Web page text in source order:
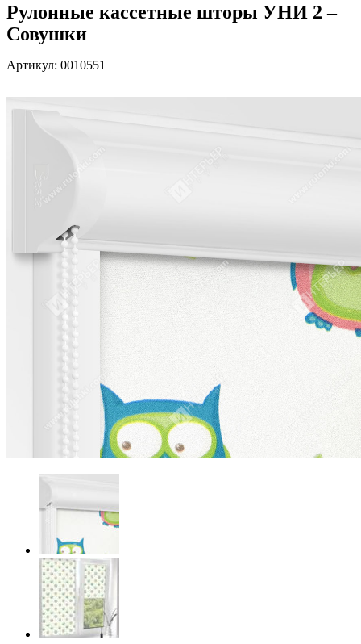
Рулонные кассетные шторы УНИ 2 –
Совушки
Артикул: 0010551